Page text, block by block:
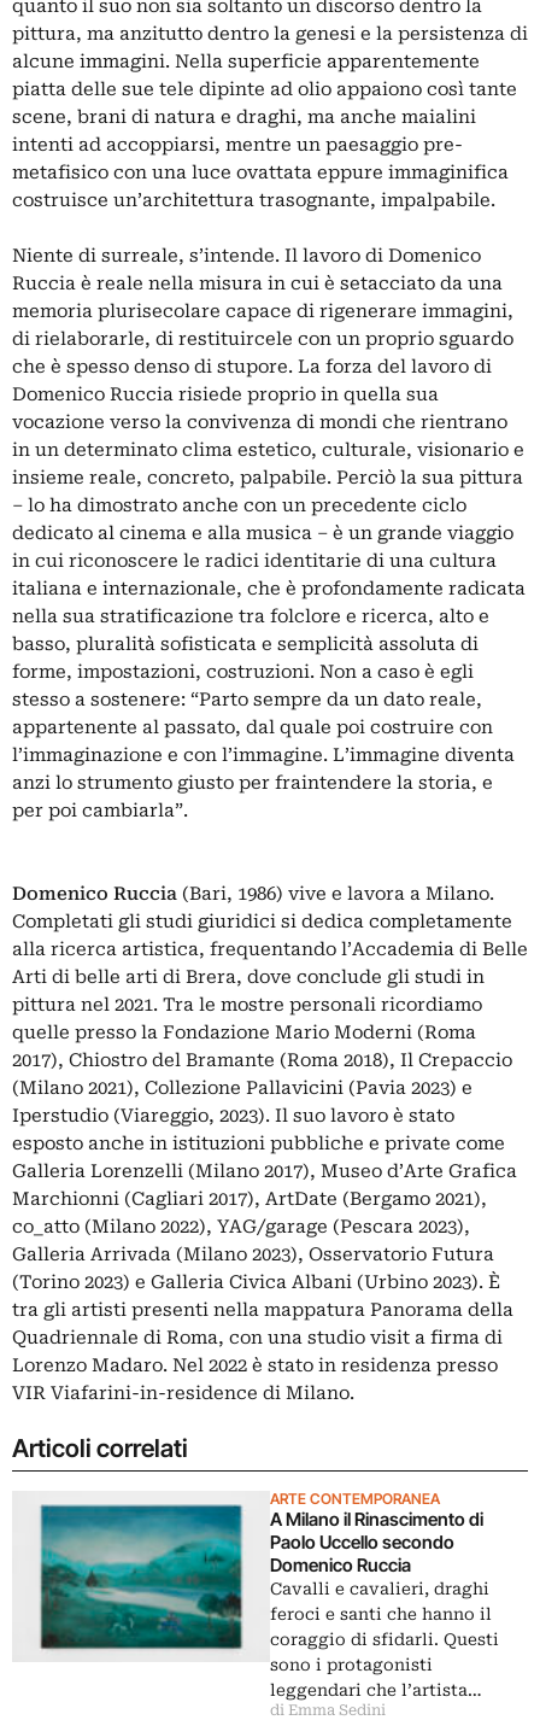
quanto il suo non sia soltanto un discorso dentro la
pittura, ma anzitutto dentro la genesi e la persistenza di
alcune immagini. Nella superficie apparentemente
piatta delle sue tele dipinte ad olio appaiono così tante
scene, brani di natura e draghi, ma anche maialini
intenti ad accoppiarsi, mentre un paesaggio pre-
metafisico con una luce ovattata eppure immaginifica
costruisce un’architettura trasognante, impalpabile.
Niente di surreale, s’intende. Il lavoro di Domenico
Ruccia è reale nella misura in cui è setacciato da una
memoria plurisecolare capace di rigenerare immagini,
di rielaborarle, di restituircele con un proprio sguardo
che è spesso denso di stupore. La forza del lavoro di
Domenico Ruccia risiede proprio in quella sua
vocazione verso la convivenza di mondi che rientrano
in un determinato clima estetico, culturale, visionario e
insieme reale, concreto, palpabile. Perciò la sua pittura
– lo ha dimostrato anche con un precedente ciclo
dedicato al cinema e alla musica – è un grande viaggio
in cui riconoscere le radici identitarie di una cultura
italiana e internazionale, che è profondamente radicata
nella sua stratificazione tra folclore e ricerca, alto e
basso, pluralità sofisticata e semplicità assoluta di
forme, impostazioni, costruzioni. Non a caso è egli
stesso a sostenere: “Parto sempre da un dato reale,
appartenente al passato, dal quale poi costruire con
l’immaginazione e con l’immagine. L’immagine diventa
anzi lo strumento giusto per fraintendere la storia, e
per poi cambiarla”.
Domenico Ruccia (Bari, 1986) vive e lavora a Milano.
Completati gli studi giuridici si dedica completamente
alla ricerca artistica, frequentando l’Accademia di Belle
Arti di belle arti di Brera, dove conclude gli studi in
pittura nel 2021. Tra le mostre personali ricordiamo
quelle presso la Fondazione Mario Moderni (Roma
2017), Chiostro del Bramante (Roma 2018), Il Crepaccio
(Milano 2021), Collezione Pallavicini (Pavia 2023) e
Iperstudio (Viareggio, 2023). Il suo lavoro è stato
esposto anche in istituzioni pubbliche e private come
Galleria Lorenzelli (Milano 2017), Museo d’Arte Grafica
Marchionni (Cagliari 2017), ArtDate (Bergamo 2021),
co_atto (Milano 2022), YAG/garage (Pescara 2023),
Galleria Arrivada (Milano 2023), Osservatorio Futura
(Torino 2023) e Galleria Civica Albani (Urbino 2023). È
tra gli artisti presenti nella mappatura Panorama della
Quadriennale di Roma, con una studio visit a firma di
Lorenzo Madaro. Nel 2022 è stato in residenza presso
VIR Viafarini-in-residence di Milano.
Articoli correlati
ARTE CONTEMPORANEA
A Milano il Rinascimento di
Paolo Uccello secondo
Domenico Ruccia
Cavalli e cavalieri, draghi
feroci e santi che hanno il
coraggio di sfidarli. Questi
sono i protagonisti
leggendari che l’artista…
di Emma Sedini